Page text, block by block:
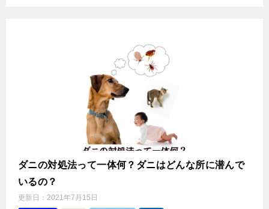
ダニの対処法って一体何？ダニはどんな所に潜んで
いるの？
更新日： 2021年7月15日